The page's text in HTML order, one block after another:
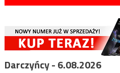
Darczyńcy - 6.08.2026